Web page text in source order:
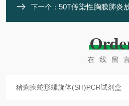
下一个： 50T传染性胸膜肺炎放
在线留